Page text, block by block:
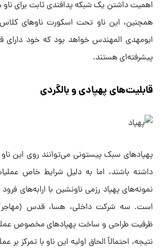
اهمیت داشتن یک شبکه پدافندی ثابت برای
همچنین، این ناو تحت اسکورت ناوهای
ابومهدی المهندس خواهد بود که خود دارای
پیشرفته‌ای هستند.
قابلیت‌های پهپادی و بالگردی
پهپادهای سبک پیستونی می‌توانند روی این
داشته باشند، اما به دلیل شرایط خاص
نمونه‌های پهپاد رزمی ناونشین با ارابه‌های
است. سه شرکت داخلی، هسا، قدس
ظرفیت طراحی و ساخت پهپادهای مخصوص
نتیجه، احتمالاً الحاق اولیه این ناو با تمرکز بر